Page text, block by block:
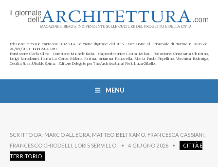
Edizione mensile cartacea: 2002-2014. Edizione digitale: dal 2015. Iscrizione al Tribunale di Torino n. 10213 del
24/09/2020 - ISSN 2284-1369
Fondatore: Carlo Olmo. Direttore: Michele Roda. Caporedattrice: Laura Milan. Redazione: Cristiana Chiorino,
Luigi Bartolomei, Ilaria La Corte, Milena Farina, Arianna Panarella, Maria Paola Repellino, Veronica Rodenigo,
Cecilia Rosa, Ubaldo Spina. Editore Delegato per The Architectural Post: Luca Gibello.
MENU
SCRITTO DA: MARCO ALLEGRA MATTEO BELTRAMO FRANCESCA CASSIANI
FRANCESCO CHIODELLI LORIS SERVILLO • 4 GIUGNO 2026 •
CITTÀ E
TERRITORIO